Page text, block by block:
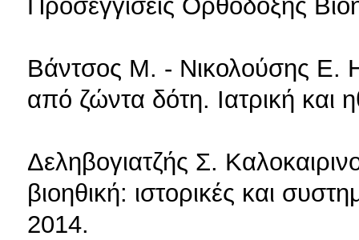
Βάντσος Μ. - Νικολούσης Ε.
από ζώντα δότη. Ιατρική
Δεληβογιατζής Σ.
βιοηθική: ιστορικές και
2014.